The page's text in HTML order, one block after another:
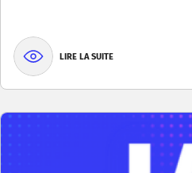
LIRE LA SUITE